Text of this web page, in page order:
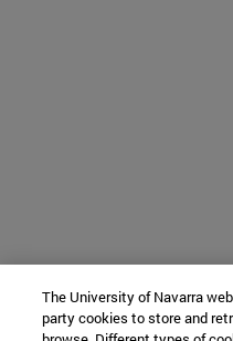
The University of Navarra
party cookies to store and